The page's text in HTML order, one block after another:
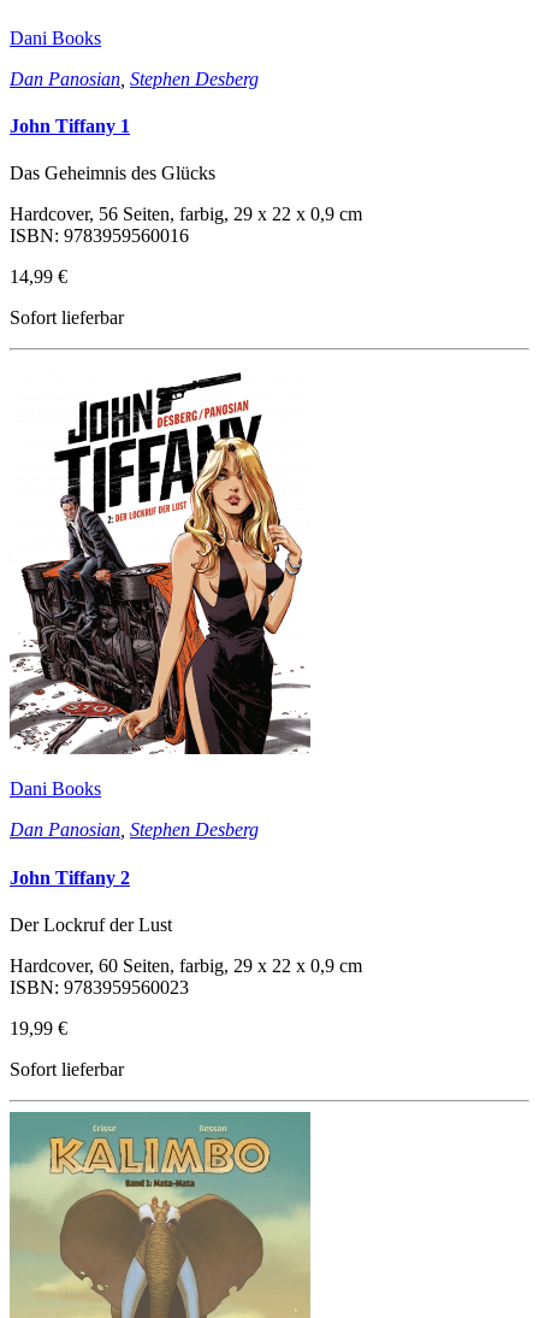
Dani Books
Dan Panosian Stephen Desberg
John Tiffany 1
Das Geheimnis des Glücks
Hardcover, 56 Seiten, farbig, 29 x 22 x 0,9 cm
ISBN: 9783959560016
14,99 €
Sofort lieferbar
Dani Books
Dan Panosian, Stephen Desberg
John Tiffany 2
Der Lockruf der Lust
Hardcover, 60 Seiten, farbig, 29 x 22 x 0,9 cm
ISBN: 9783959560023
19,99 €
Sofort lieferbar